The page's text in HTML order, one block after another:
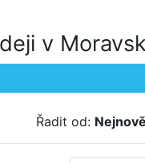
v
Řadit od: